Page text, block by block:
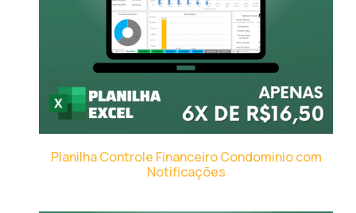
Planilha Controle Financeiro Condominio com
Notificações